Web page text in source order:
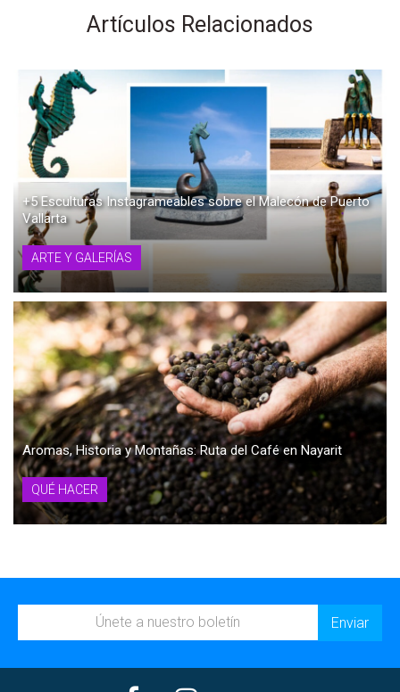
Artículos Relacionados
+5 Esculturas Instagrameables sobre el Malecón de Puerto
Vallarta
ARTE Y GALERÍAS
Aromas, Historia y Montañas: Ruta del Café en Nayarit
QUÉ HACER